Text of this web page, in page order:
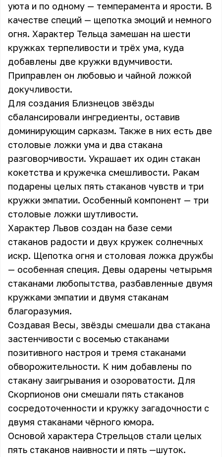
уюта и по одному — темперамента и ярости. В
качестве специй — щепотка эмоций и немного
огня. Характер Тельца замешан на шести
кружках терпеливости и трёх ума, куда
добавлены две кружки вдумчивости.
Приправлен он любовью и чайной ложкой
докучливости.
Для создания Близнецов звёзды
сбалансировали ингредиенты, оставив
доминирующим сарказм. Также в них есть две
столовые ложки ума и два стакана
разговорчивости. Украшает их один стакан
кокетства и кружечка смешливости. Ракам
подарены целых пять стаканов чувств и три
кружки эмпатии. Особенный компонент — три
столовые ложки шутливости.
Характер Львов создан на базе семи
стаканов радости и двух кружек солнечных
искр. Щепотка огня и столовая ложка дружбы
— особенная специя. Девы одарены четырьмя
стаканами любопытства, разбавленные двумя
кружками эмпатии и двумя стаканам
благоразумия.
Создавая Весы, звёзды смешали два стакана
застенчивости с восемью стаканами
позитивного настроя и тремя стаканами
обворожительности. К ним добавлены по
стакану заигрывания и озороватости. Для
Скорпионов они смешали пять стаканов
сосредоточенности и кружку загадочности с
двумя стаканами чёрного юмора.
Основой характера Стрельцов стали целых
пять стаканов наивности и пять —шуток.